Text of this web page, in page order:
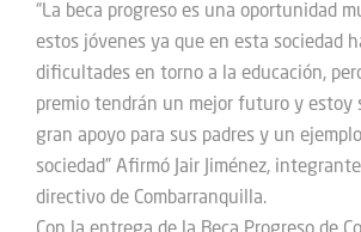
“La beca progreso es una oportunidad
estos jóvenes ya que en esta sociedad
dificultades en torno a la educación,
premio tendrán un mejor futuro y estoy
gran apoyo para sus padres y un
sociedad” Afirmó Jair Jiménez,
directivo de Combarranquilla.